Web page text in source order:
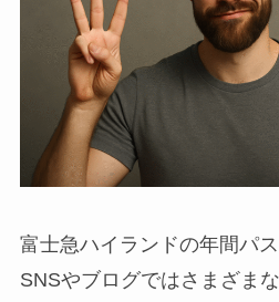
富士急ハイランドの年間パ
SNSやブログではさまざま